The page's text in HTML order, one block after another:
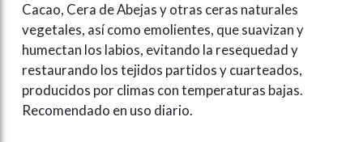
Cacao, Cera de Abejas y otras ceras naturales
vegetales, así como emolientes, que suavizan y
humectan los labios, evitando la resequedad y
restaurando los tejidos partidos y cuarteados,
producidos por climas con temperaturas bajas.
Recomendado en uso diario.